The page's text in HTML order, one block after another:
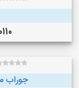
جوراب